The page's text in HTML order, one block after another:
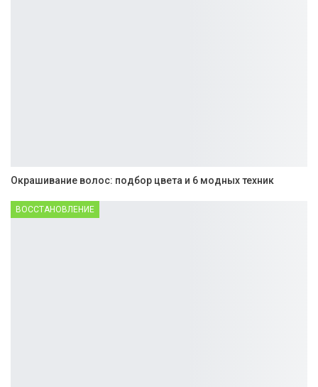
Окрашивание волос: подбор цвета и 6 модных техник
ВОССТАНОВЛЕНИЕ